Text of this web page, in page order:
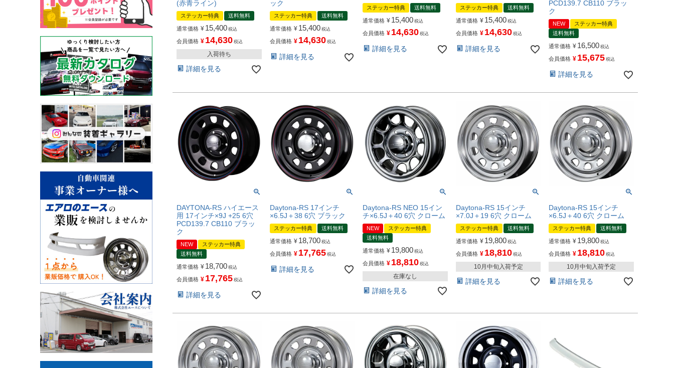
(赤青ライン)
ステッカー特典 送料無料
通常価格 ¥ 15,400 税込
会員価格 ¥ 14,630 税込
入荷待ち
詳細を見る
ック
ステッカー特典 送料無料
通常価格 ¥ 15,400 税込
会員価格 ¥ 14,630 税込
詳細を見る
ステッカー特典 送料無料
通常価格 ¥ 15,400 税込
会員価格 ¥ 14,630 税込
詳細を見る
ステッカー特典 送料無料
通常価格 ¥ 15,400 税込
会員価格 ¥ 14,630 税込
詳細を見る
PCD139.7 CB110 ブラッ
ク
NEW
ステッカー特典
送料無料
通常価格 ¥ 16,500 税込
会員価格 ¥ 15,675 税込
詳細を見る
DAYTONA-RS ハイエース
用 17インチ×9J +25 6穴
PCD139.7 CB110 ブラッ
ク
NEW
ステッカー特典
送料無料
通常価格 ¥ 18,700 税込
会員価格 ¥ 17,765 税込
詳細を見る
Daytona-RS 17インチ
×6.5J＋38 6穴 ブラック
ステッカー特典 送料無料
通常価格 ¥ 18,700 税込
会員価格 ¥ 17,765 税込
詳細を見る
Daytona-RS NEO 15イン
チ×6.5J＋40 6穴 クローム
NEW
ステッカー特典
送料無料
通常価格 ¥ 19,800 税込
会員価格 ¥ 18,810 税込
在庫なし
詳細を見る
Daytona-RS 15インチ
×7.0J＋19 6穴 クローム
ステッカー特典 送料無料
通常価格 ¥ 19,800 税込
会員価格 ¥ 18,810 税込
10月中旬入荷予定
詳細を見る
Daytona-RS 15インチ
×6.5J＋40 6穴 クローム
ステッカー特典 送料無料
通常価格 ¥ 19,800 税込
会員価格 ¥ 18,810 税込
10月中旬入荷予定
詳細を見る